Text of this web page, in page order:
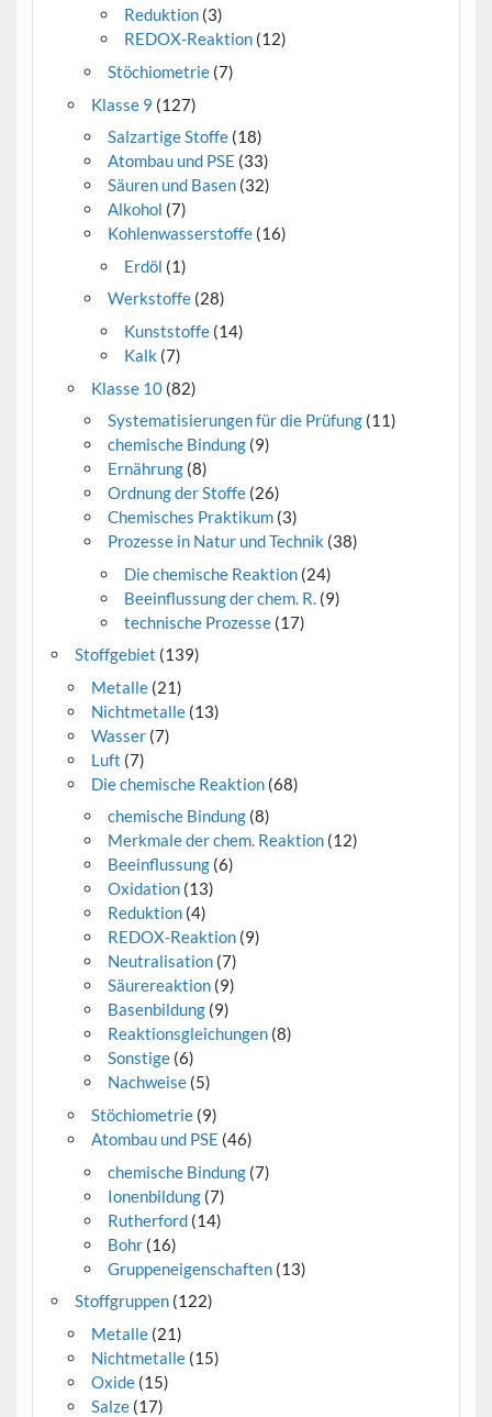
Reduktion (3)
REDOX-Reaktion (12)
Stöchiometrie (7)
Klasse 9 (127)
Salzartige Stoffe (18)
Atombau und PSE (33)
Säuren und Basen (32)
Alkohol (7)
Kohlenwasserstoffe (16)
Erdöl (1)
Werkstoffe (28)
Kunststoffe (14)
Kalk (7)
Klasse 10(82)
Systematisierungen für die Prüfung (11)
chemische Bindung (9)
Ernährung (8)
Ordnung der Stoffe (26)
Chemisches Praktikum (3)
Prozesse in Natur und Technik (38)
Die chemische Reaktion (24)
Beeinflussung der chem. R. (9)
technische Prozesse (17)
Stoffgebiet (139)
Metalle(21)
Nichtmetalle(13)
Wasser(7)
Luft (7)
Die chemische Reaktion(68)
chemische Bindung (8)
Merkmale der chem. Reaktion (12)
Beeinflussung (6)
Oxidation (13)
Reduktion (4)
REDOX-Reaktion (9)
Neutralisation (7)
Säurereaktion (9)
Basenbildung (9)
Reaktionsgleichungen (8)
Sonstige (6)
Nachweise (5)
Stöchiometrie(9)
Atombau und PSE (46)
chemische Bindung (7)
Ionenbildung (7)
Rutherford (14)
Bohr (16)
Gruppeneigenschaften (13)
Stoffgruppen(122)
Metalle(21)
Nichtmetalle(15)
Oxide(15)
Salze(17)